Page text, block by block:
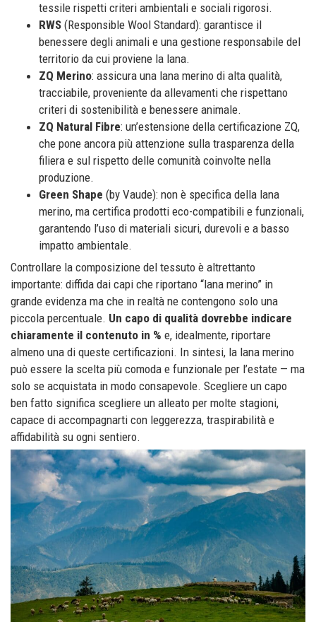
tessile rispetti criteri ambientali e sociali rigorosi.
RWS (Responsible Wool Standard): garantisce il
benessere degli animali e una gestione responsabile del
territorio da cui proviene la lana.
ZQ Merino: assicura una lana merino di alta qualità,
tracciabile, proveniente da allevamenti che rispettano
criteri di sostenibilità e benessere animale.
ZQ Natural Fibre: un’estensione della certificazione ZQ,
che pone ancora più attenzione sulla trasparenza della
filiera e sul rispetto delle comunità coinvolte nella
produzione.
Green Shape (by Vaude): non è specifica della lana
merino, ma certifica prodotti eco-compatibili e funzionali,
garantendo l’uso di materiali sicuri, durevoli e a basso
impatto ambientale.
Controllare la composizione del tessuto è altrettanto
importante: diffida dai capi che riportano “lana merino” in
grande evidenza ma che in realtà ne contengono solo una
piccola percentuale. Un capo di qualità dovrebbe indicare
chiaramente il contenuto in % e, idealmente, riportare
almeno una di queste certificazioni. In sintesi, la lana merino
può essere la scelta più comoda e funzionale per l’estate — ma
solo se acquistata in modo consapevole. Scegliere un capo
ben fatto significa scegliere un alleato per molte stagioni,
capace di accompagnarti con leggerezza, traspirabilità e
affidabilità su ogni sentiero.